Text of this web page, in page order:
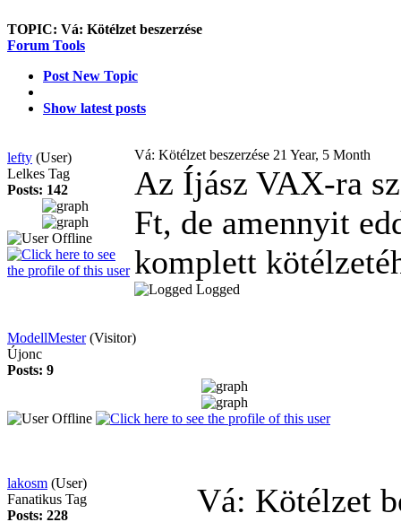
TOPIC: Vá: Kötélzet beszerzése
Forum Tools
Post New Topic
Show latest posts
lefty (User)
Lelkes Tag
Posts: 142
Vá: Kötélzet beszerzése 21 Year, 5 Month
Az Íjász VAX-ra
Ft, de amennyit
komplett
Logged
ModellMester (Visitor)
Újonc
Posts: 9
lakosm (User)
Fanatikus Tag
Posts: 228
Vá: Kötélzet